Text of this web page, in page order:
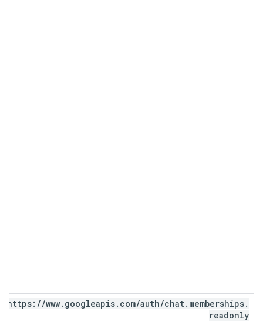
https: //www. googleapis. com/auth/chat. memberships.
readonly